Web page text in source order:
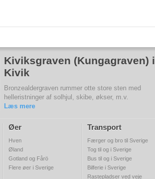
Kiviksgraven (Kungagraven) i
Kivik
Bronzealdergraven rummer otte store sten med
helleristninger af solhjul, skibe, økser, m.v.
Læs mere
Øer
Hven
Øland
Gotland og Fårö
Flere øer i Sverige
Transport
Færger og bro til Sverige
Tog til og i Sverige
Bus til og i Sverige
Bilferie i Sverige
Rastepladser ved veje